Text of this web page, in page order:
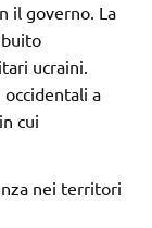
il governo. La
ucraini.
a
cui
nei territori